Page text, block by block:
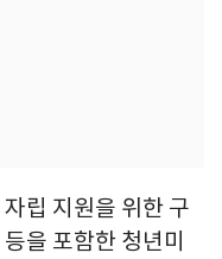
립 지원을 위한 구
을 포함한 청년미